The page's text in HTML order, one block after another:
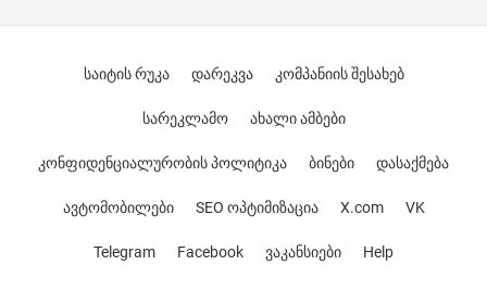
საიტის რუკა დარეკვა კომპანიის შესახებ
სარეკლამო ახალი ამბები
კონფიდენციალურობის პოლიტიკა ბინები დასაქმება
ავტომობილები SEO ოპტიმიზაცია X.com VK
Telegram Facebook ვაკანსიები Help